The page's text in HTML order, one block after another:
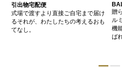
引出物宅配便
式場で渡すより直接ご自宅まで届け
るそれが、わたしたちの考えるおも
てなし。
贈
ル
機
ば